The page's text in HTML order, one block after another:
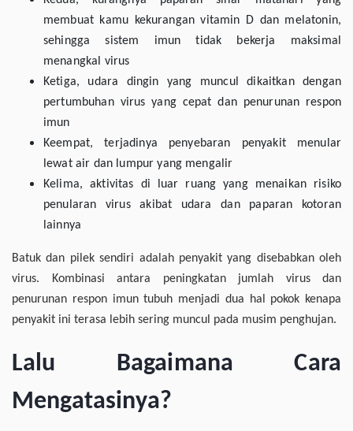
membuat kamu kekurangan vitamin D dan melatonin,
sehingga sistem imun tidak bekerja maksimal
menangkal virus
Ketiga, udara dingin yang muncul dikaitkan dengan
pertumbuhan virus yang cepat dan penurunan respon
imun
Keempat, terjadinya penyebaran penyakit menular
lewat air dan lumpur yang mengalir
Kelima, aktivitas di luar ruang yang menaikan risiko
penularan virus akibat udara dan paparan kotoran
lainnya
Batuk dan pilek sendiri adalah penyakit yang disebabkan oleh
virus. Kombinasi antara peningkatan jumlah virus dan
penurunan respon imun tubuh menjadi dua hal pokok kenapa
penyakit ini terasa lebih sering muncul pada musim penghujan.
Lalu Bagaimana Cara
Mengatasinya?